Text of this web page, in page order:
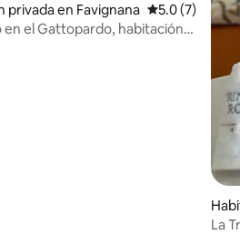
de 5, 7 reseñas
privada en Favignana Calificación
5.0 (7)
en el Gattopardo, habitación
La